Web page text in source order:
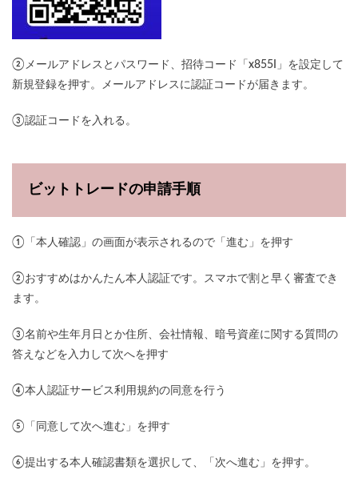
②メールアドレスとパスワード、招待コード「x855I」を設定して
新規登録を押す。メールアドレスに認証コードが届きます。
③認証コードを入れる。
ビットトレードの申請手順
①「本人確認」の画面が表示されるので「進む」を押す
②おすすめはかんたん本人認証です。スマホで割と早く審査でき
ます。
③名前や生年月日とか住所、会社情報、暗号資産に関する質問の
答えなどを入力して次へを押す
④本人認証サービス利用規約の同意を行う
⑤「同意して次へ進む」を押す
⑥提出する本人確認書類を選択して、「次へ進む」を押す。